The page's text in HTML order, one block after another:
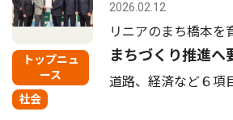
トップニュ
ース
社会
2026.02.12
リニアのまち橋本を
まちづくり推進へ
道路、経済など６項